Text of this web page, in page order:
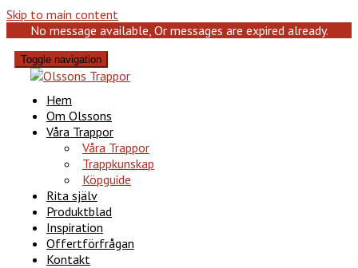
Skip to main content
No message available, Or messages are expired already.
Toggle navigation
Hem
Om Olssons
Våra Trappor
Våra Trappor
Trappkunskap
Köpguide
Rita själv
Produktblad
Inspiration
Offertförfrågan
Kontakt